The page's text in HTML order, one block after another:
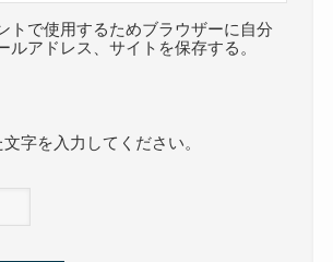
トで使用するためブラウザーに自分
ルアドレス、サイトを保存する。
字を入力してください。